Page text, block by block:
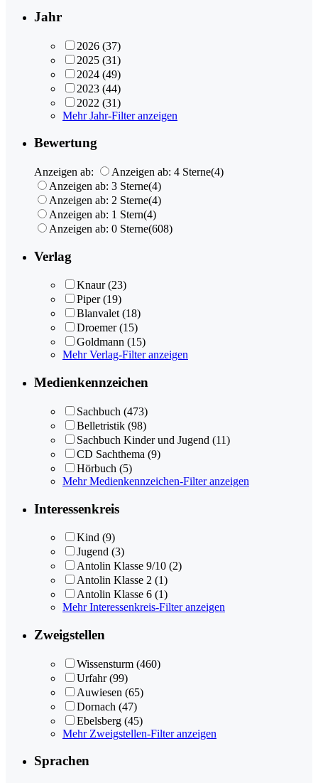
Jahr
2026 (37)
2025 (31)
2024 (49)
2023 (44)
2022 (31)
Mehr Jahr-Filter anzeigen
Bewertung
Anzeigen ab: Anzeigen ab: 4 Sterne(4)
Anzeigen ab: 3 Sterne(4)
Anzeigen ab: 2 Sterne(4)
Anzeigen ab: 1 Stern(4)
Anzeigen ab: 0 Sterne(608)
Verlag
Knaur (23)
Piper (19)
Blanvalet (18)
Droemer (15)
Goldmann (15)
Mehr Verlag-Filter anzeigen
Medienkennzeichen
Sachbuch (473)
Belletristik (98)
Sachbuch Kinder und Jugend (11)
CD Sachthema (9)
Hörbuch (5)
Mehr Medienkennzeichen-Filter anzeigen
Interessenkreis
Kind (9)
Jugend (3)
Antolin Klasse 9/10 (2)
Antolin Klasse 2 (1)
Antolin Klasse 6 (1)
Mehr Interessenkreis-Filter anzeigen
Zweigstellen
Wissensturm (460)
Urfahr (99)
Auwiesen (65)
Dornach (47)
Ebelsberg (45)
Mehr Zweigstellen-Filter anzeigen
Sprachen